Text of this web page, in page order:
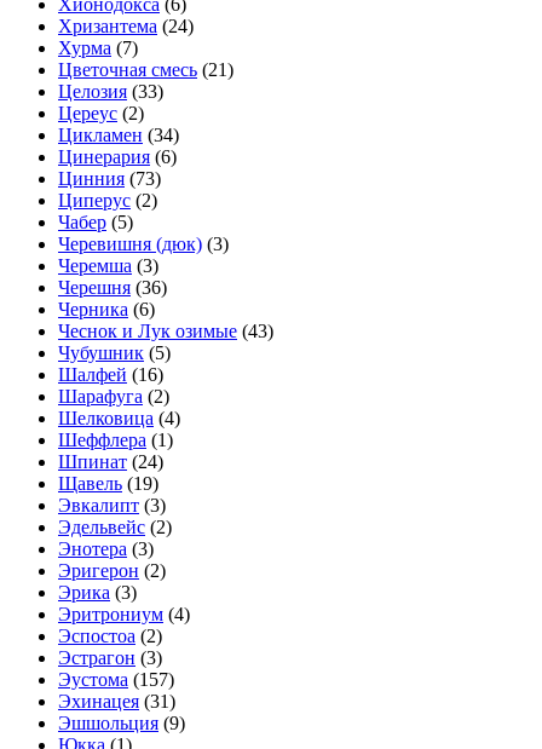
Хионодокса (6)
Хризантема (24)
Хурма (7)
Цветочная смесь (21)
Целозия (33)
Цереус (2)
Цикламен (34)
Цинерария (6)
Цинния (73)
Циперус (2)
Чабер (5)
Черевишня (дюк) (3)
Черемша (3)
Черешня (36)
Черника (6)
Чеснок и Лук озимые (43)
Чубушник (5)
Шалфей (16)
Шарафуга (2)
Шелковица (4)
Шеффлера (1)
Шпинат (24)
Щавель (19)
Эвкалипт (3)
Эдельвейс (2)
Энотера (3)
Эригерон (2)
Эрика (3)
Эритрониум (4)
Эспостоа (2)
Эстрагон (3)
Эустома (157)
Эхинацея (31)
Эшшольция (9)
Юкка (1)